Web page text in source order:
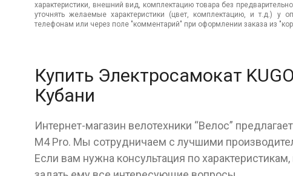
характеристики, внешний вид, комплектацию товара без
уточнять желаемые характеристики (цвет, комплектацию, и т.д.) у
телефонам или через поле "комментарий" при оформлении заказа из
Купить Электросамокат
Кубани
Интернет-магазин велотехники “Велос”
M4 Pro. Мы сотрудничаем с лучшими
Если вам нужна консультация по